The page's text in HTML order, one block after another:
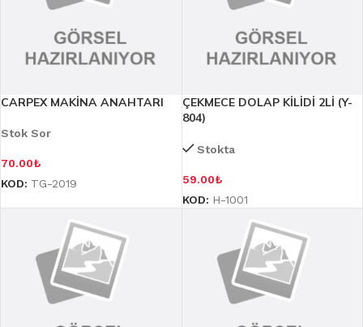
CARPEX MAKİNA ANAHTARI
Stok Sor
70.00₺
KOD: TG-2019
ÇEKMECE DOLAP KİLİDİ 2Lİ (Y-
804)
Stokta
59.00₺
KOD: H-1001